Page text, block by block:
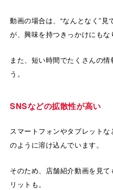
動画の場合は、“なんとなく”
が、興味を持つきっかけにもな
また、短い時間でたくさんの
う。
SNSなどの拡散性が高い
スマートフォンやタブレット
のように溶け込んでいます。
そのため、店舗紹介動画を見
リットも。